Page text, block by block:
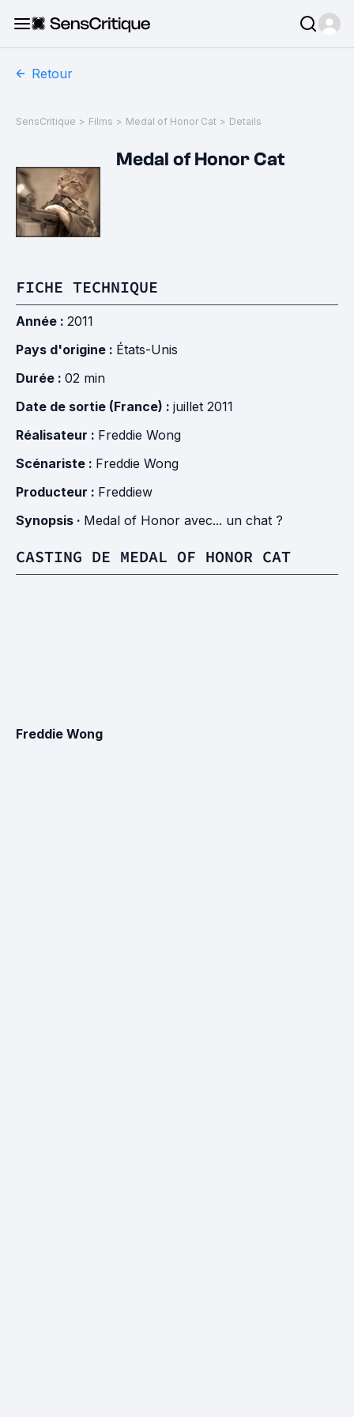
Retour
SensCritique > Films > Medal of Honor Cat > Details
Medal of Honor Cat
FICHE TECHNIQUE
Année : 2011
Pays d'origine : États-Unis
Durée : 02 min
Date de sortie (France) : juillet 2011
Réalisateur : Freddie Wong
Scénariste : Freddie Wong
Producteur : Freddiew
Synopsis · Medal of Honor avec... un chat ?
CASTING DE MEDAL OF HONOR CAT
Freddie Wong